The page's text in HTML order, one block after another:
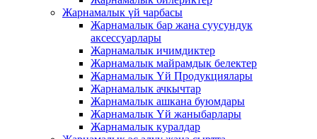
Жарнамалык үй чарбасы
Жарнамалык бар жана суусундук
аксессуарлары
Жарнамалык ичимдиктер
Жарнамалык майрамдык белектер
Жарнамалык Үй Продукциялары
Жарнамалык ачкычтар
Жарнамалык ашкана буюмдары
Жарнамалык Үй жаныбарлары
Жарнамалык куралдар